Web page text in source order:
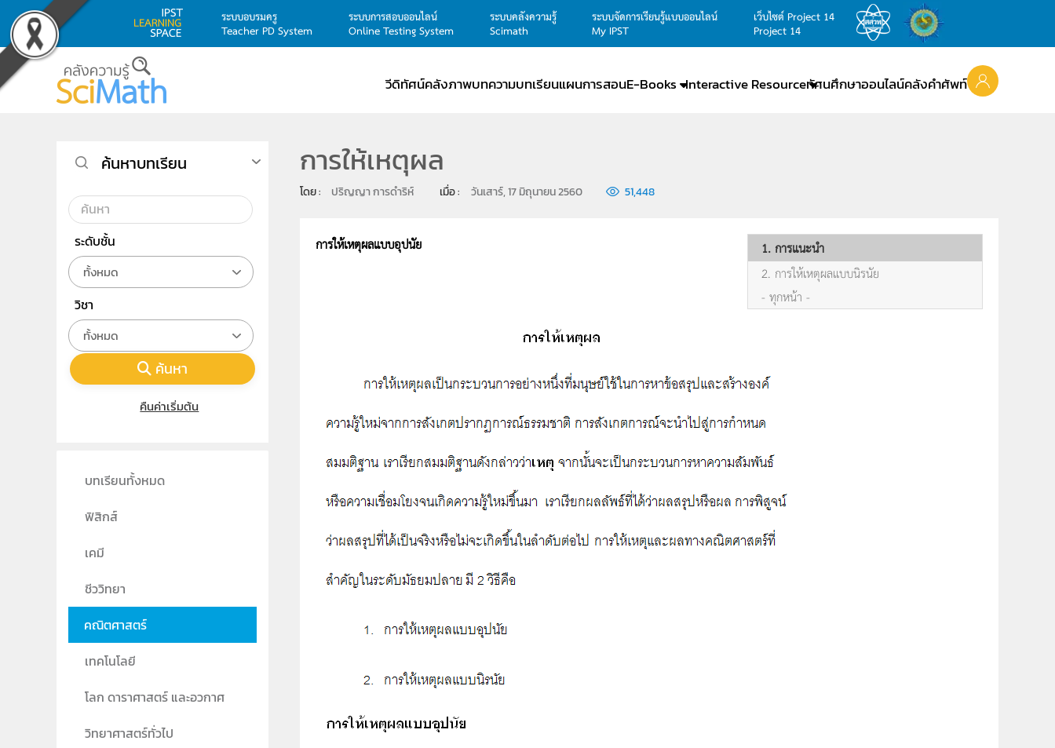
Skip to main content
ระบบอบรมครู
Teacher PD System
ระบบการสอบออนไลน์
Online Testing System
ระบบคลังความรู้
Scimath
ระบบจัดการเรียนรู้แบบออนไลน์
My IPST
เว็บไซต์ Project 14
Project 14
วีดิทัศน์คลังภาพบทความบทเรียนแผนการสอนE-Books Interactive Resourceทัศนศึกษาออนไลน์คลังคำศัพท์
การให้เหตุผล
โดย : ปริญญา การดำริห์ เมื่อ : วันเสาร์, 17 มิถุนายน 2560 51,448
1. การแนะนำ
2. การให้เหตุผลแบบนิรนัย
- ทุกหน้า -
การให้เหตุผลแบบอุปนัย
ค้นหาบทเรียน
ระดับชั้น
ทั้งหมด
วิชา
ทั้งหมด
ค้นหา
คืนค่าเริ่มต้น
บทเรียนทั้งหมด
ฟิสิกส์
เคมี
ชีววิทยา
คณิตศาสตร์
เทคโนโลยี
โลก ดาราศาสตร์ และอวกาศ
วิทยาศาสตร์ทั่วไป